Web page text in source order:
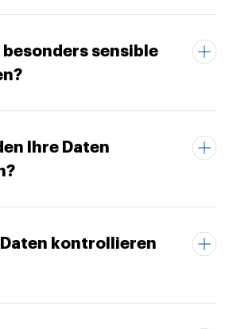
sensible
Ihre Daten
Daten kontrollieren